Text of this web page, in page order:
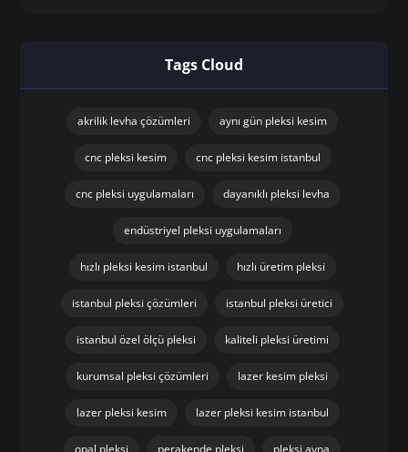
Tags Cloud
akrilik levha çözümleri aynı gün pleksi kesim
cnc pleksi kesim cnc pleksi kesim istanbul
cnc pleksi uygulamaları dayanıklı pleksi levha
endüstriyel pleksi uygulamaları
hızlı pleksi kesim istanbul hızlı üretim pleksi
istanbul pleksi çözümleri istanbul pleksi üretici
istanbul özel ölçü pleksi kaliteli pleksi üretimi
kurumsal pleksi çözümleri lazer kesim pleksi
lazer pleksi kesim lazer pleksi kesim istanbul